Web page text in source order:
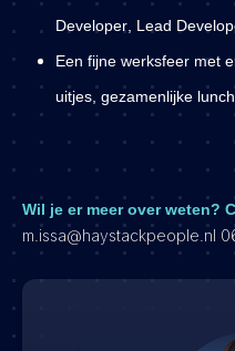
Developer Lead
Een fijne werksfeer met
uitjes, gezamenlijke
Wil je er meer over weten?
m.issa@haystackpeople.nl